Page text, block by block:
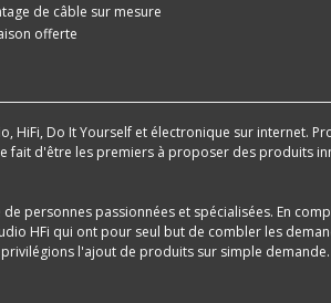
de câble sur mesure
offerte
HiFi, Do It Yourself et électronique sur internet.
fait d'être les premiers à proposer des produits
personnes passionnées et spécialisées. En
HFi qui ont pour seul but de combler les
l'ajout de produits sur simple